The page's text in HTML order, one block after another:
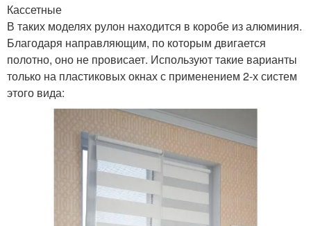
Кассетные
В таких моделях рулон находится в коробе из алюминия.
Благодаря направляющим, по которым двигается
полотно, оно не провисает. Используют такие варианты
только на пластиковых окнах с применением 2-х систем
этого вида: